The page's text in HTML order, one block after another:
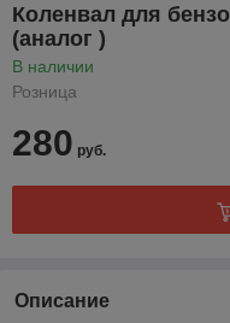
Коленвал для
(аналог )
В наличии
Розница
280 руб.
Описание